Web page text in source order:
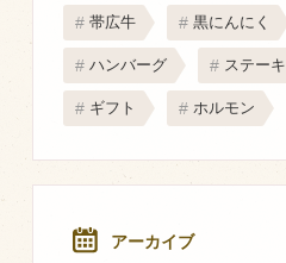
帯広牛 黒にんにく
ハンバーグ ステーキ
ギフト ホルモン
アーカイブ
RSS フィード